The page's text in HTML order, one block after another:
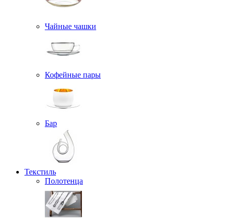
Чайные чашки
Кофейные пары
Бар
Текстиль
Полотенца